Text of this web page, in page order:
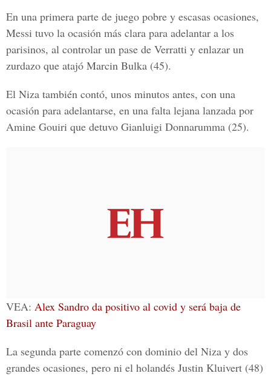
En una primera parte de juego pobre y escasas ocasiones,
Messi tuvo la ocasión más clara para adelantar a los
parisinos, al controlar un pase de Verratti y enlazar un
zurdazo que atajó Marcin Bulka (45).
El Niza también contó, unos minutos antes, con una
ocasión para adelantarse, en una falta lejana lanzada por
Amine Gouiri que detuvo Gianluigi Donnarumma (25).
VEA: Alex Sandro da positivo al covid y será baja de
Brasil ante Paraguay
La segunda parte comenzó con dominio del Niza y dos
grandes ocasiones, pero ni el holandés Justin Kluivert (48)